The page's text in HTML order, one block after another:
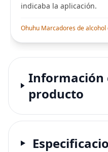
indicaba la aplicación.
Información
producto